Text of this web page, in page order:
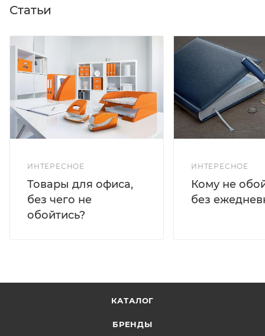
Статьи
ИНТЕРЕСНОЕ
Товары для офиса,
без чего не
обойтись?
ИНТЕРЕСНОЕ
Кому не
без
КАТАЛОГ
БРЕНДЫ